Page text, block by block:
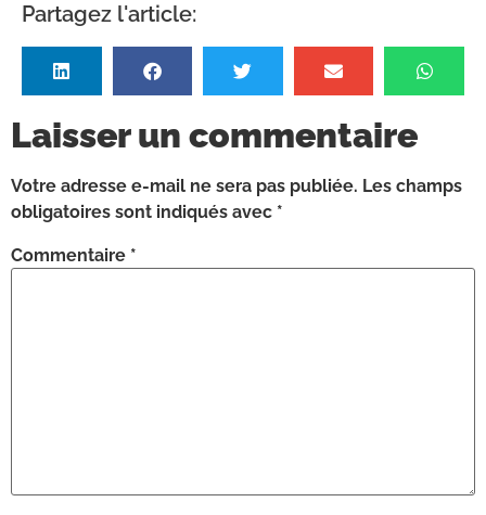
Partagez l'article:
Laisser un commentaire
Votre adresse e-mail ne sera pas publiée. Les champs
obligatoires sont indiqués avec *
Commentaire *